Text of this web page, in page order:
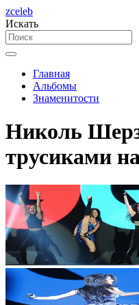
zceleb
Искать
Главная
Альбомы
Знаменитости
Николь
трусиками